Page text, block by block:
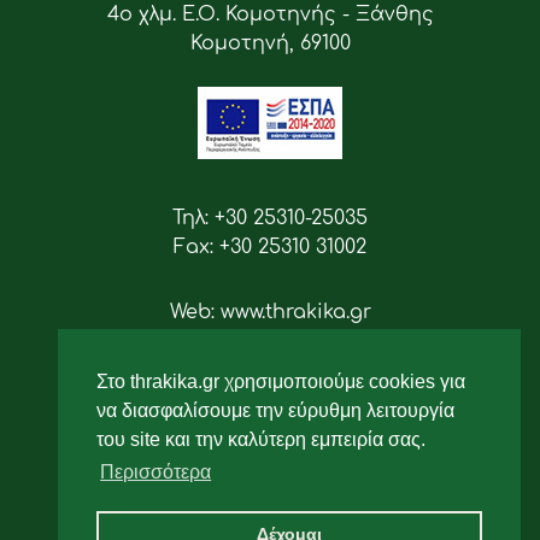
Στο thrakika.gr χρησιμοποιούμε cookies για
να διασφαλίσουμε την εύρυθμη λειτουργία
του site και την καλύτερη εμπειρία σας.
Περισσότερα
Δέχομαι
4ο χλμ. Ε.Ο. Κομοτηνής - Ξάνθης
Κομοτηνή, 69100
Τηλ: +30 25310-25035
Fax: +30 25310 31002
Web: www.thrakika.gr
Ακολουθήστε μας